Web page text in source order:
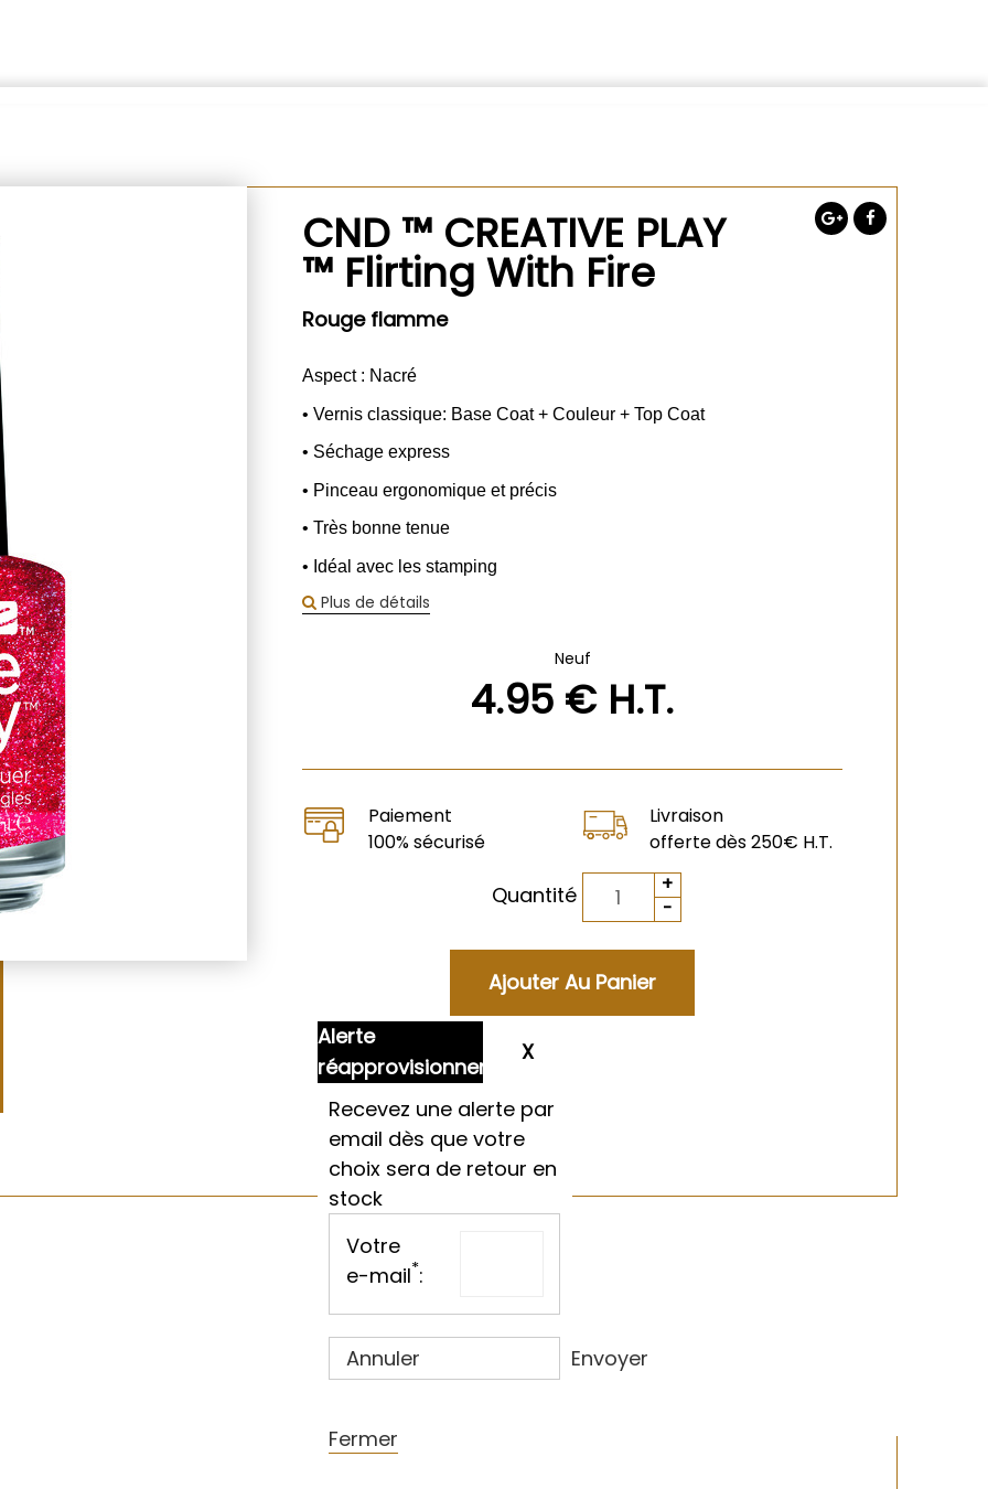
CND ™ CREATIVE PLAY
™ Flirting With Fire
Rouge flamme
Aspect : Nacré
• Vernis classique: Base Coat + Couleur + Top Coat
• Séchage express
• Pinceau ergonomique et précis
• Très bonne tenue
• Idéal avec les stamping
Plus de détails
Neuf
4.95 € H.T.
Paiement
100% sécurisé
Livraison
offerte dès 250€ H.T.
Quantité
Alerte
réapprovisionnement
Recevez une alerte par
email dès que votre
choix sera de retour en
stock
Votre
e-mail*:
Annuler Envoyer
Fermer